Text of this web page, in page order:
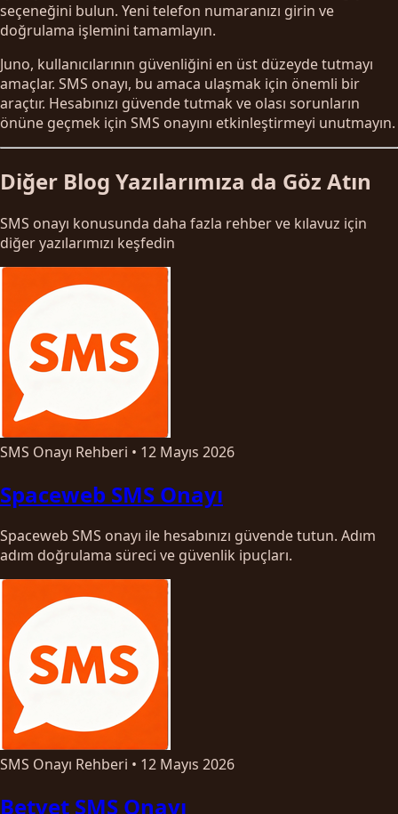
seçeneğini bulun. Yeni telefon numaranızı girin ve
doğrulama işlemini tamamlayın.
Juno, kullanıcılarının güvenliğini en üst düzeyde tutmayı
amaçlar. SMS onayı, bu amaca ulaşmak için önemli bir
araçtır. Hesabınızı güvende tutmak ve olası sorunların
önüne geçmek için SMS onayını etkinleştirmeyi unutmayın.
Diğer Blog Yazılarımıza da Göz Atın
SMS onayı konusunda daha fazla rehber ve kılavuz için
diğer yazılarımızı keşfedin
SMS Onayı Rehberi • 12 Mayıs 2026
Spaceweb SMS Onayı
Spaceweb SMS onayı ile hesabınızı güvende tutun. Adım
adım doğrulama süreci ve güvenlik ipuçları.
SMS Onayı Rehberi • 12 Mayıs 2026
Betvet SMS Onayı